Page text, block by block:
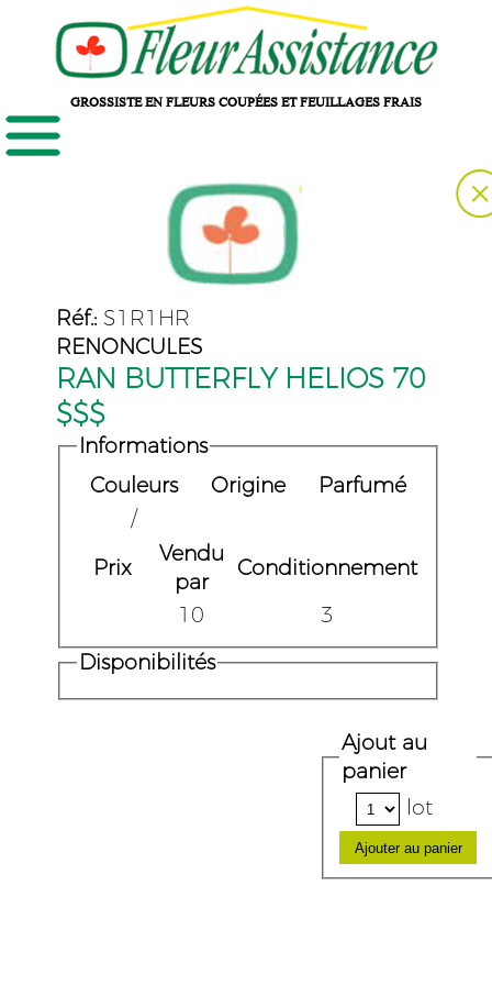
GROSSISTE EN FLEURS COUPÉES ET FEUILLAGES FRAIS
Réf.: S1R1HR
RENONCULES
RAN BUTTERFLY HELIOS 70
$$$
Informations
Couleurs
Origine
Parfumé
/
Prix
Vendu
par
Conditionnement
10
3
Disponibilités
Ajout au
panier
lot